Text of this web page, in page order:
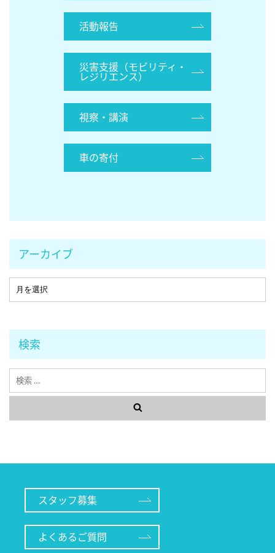
活動報告
災害支援（モビリティ・
レジリエンス）
視察・講演
車の寄付
アーカイブ
検索
索
スタッフ募集
よくあるご質問